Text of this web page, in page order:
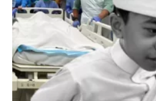
Sertai Webinar Keibubapaan
Pa&Ma secara virtual yang
speaker hebat dalam bidang